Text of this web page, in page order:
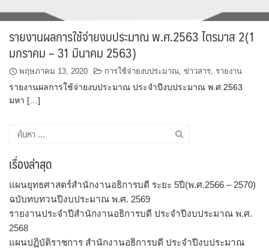
รายงานผลการใช้จ่ายงบประมาณ พ.ศ.2563 ไตรมาส 2(1
มกราคม – 31 มีนาคม 2563)
พฤษภาคม 13, 2020 การใช้จ่ายงบประมาณ ข่าวสาร รายงาน
รายงานผลการใช้จ่ายงบประมาณ ประจำปีงบประมาณ พ.ศ.2563
มหา […]
ค้นหา
สำหรับ:
เรื่องล่าสุด
แผนยุทธศาสตร์สำนักงานอธิการบดี ระยะ 5ปี(พ.ศ.2566 – 2570)
ฉบับทบทวนปีงบประมาณ พ.ศ. 2569
รายงานประจำปีสำนักงานอธิการบดี ประจำปีงบประมาณ พ.ศ.
2568
แผนปฏิบัติราชการ สำนักงานอธิการบดี ประจำปีงบประมาณ